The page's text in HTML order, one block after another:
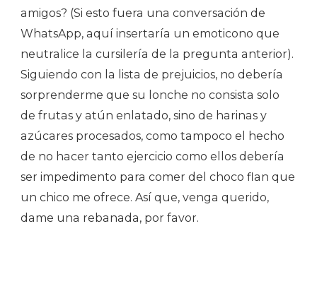
amigos? (Si esto fuera una conversación de
WhatsApp, aquí insertaría un emoticono que
neutralice la cursilería de la pregunta anterior).
Siguiendo con la lista de prejuicios, no debería
sorprenderme que su lonche no consista solo
de frutas y atún enlatado, sino de harinas y
azúcares procesados, como tampoco el hecho
de no hacer tanto ejercicio como ellos debería
ser impedimento para comer del choco flan que
un chico me ofrece. Así que, venga querido,
dame una rebanada, por favor.